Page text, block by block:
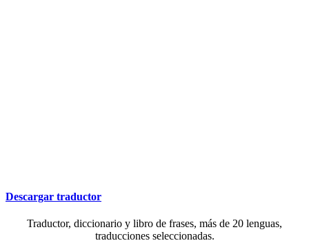
Descargar traductor
Traductor, diccionario y libro de frases, más de 20 lenguas,
traducciones seleccionadas.